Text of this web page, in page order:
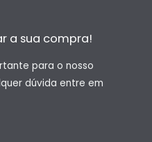
a sua compra!
para o nosso
dúvida entre em